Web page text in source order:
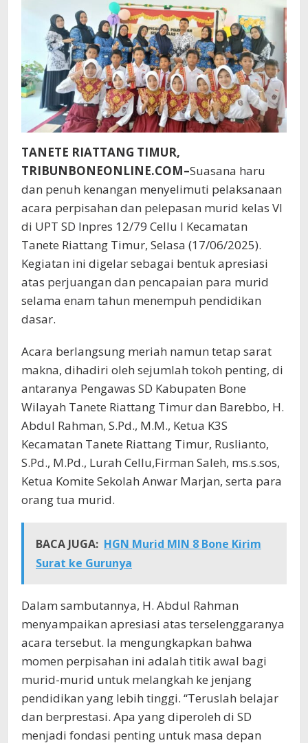
Masa
Sekolah
TANETE RIATTANG TIMUR,
TRIBUNBONEONLINE.COM–Suasana haru
dan penuh kenangan menyelimuti pelaksanaan
acara perpisahan dan pelepasan murid kelas VI
di UPT SD Inpres 12/79 Cellu I Kecamatan
Tanete Riattang Timur, Selasa (17/06/2025).
Kegiatan ini digelar sebagai bentuk apresiasi
atas perjuangan dan pencapaian para murid
selama enam tahun menempuh pendidikan
dasar.
Acara berlangsung meriah namun tetap sarat
makna, dihadiri oleh sejumlah tokoh penting, di
antaranya Pengawas SD Kabupaten Bone
Wilayah Tanete Riattang Timur dan Barebbo, H.
Abdul Rahman, S.Pd., M.M., Ketua K3S
Kecamatan Tanete Riattang Timur, Ruslianto,
S.Pd., M.Pd., Lurah Cellu,Firman Saleh, ms.s.sos,
Ketua Komite Sekolah Anwar Marjan, serta para
orang tua murid.
BACA JUGA: HGN Murid MIN 8 Bone Kirim
Surat ke Gurunya
Dalam sambutannya, H. Abdul Rahman
menyampaikan apresiasi atas terselenggaranya
acara tersebut. Ia mengungkapkan bahwa
momen perpisahan ini adalah titik awal bagi
murid-murid untuk melangkah ke jenjang
pendidikan yang lebih tinggi. “Teruslah belajar
dan berprestasi. Apa yang diperoleh di SD
menjadi fondasi penting untuk masa depan